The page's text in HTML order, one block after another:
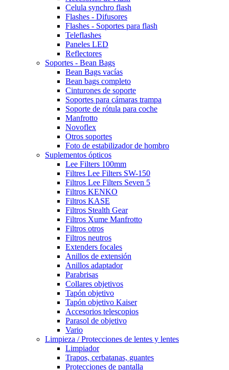
Celula synchro flash
Flashes - Difusores
Flashes - Soportes para flash
Teleflashes
Paneles LED
Reflectores
Soportes - Bean Bags
Bean Bags vacías
Bean bags completo
Cinturones de soporte
Soportes para cámaras trampa
Soporte de rótula para coche
Manfrotto
Novoflex
Otros soportes
Foto de estabilizador de hombro
Suplementos ópticos
Lee Filters 100mm
Filtres Lee Filters SW-150
Filtros Lee Filters Seven 5
Filtros KENKO
Filtros KASE
Filtros Stealth Gear
Filtros Xume Manfrotto
Filtros otros
Filtros neutros
Extenders focales
Anillos de extensión
Anillos adaptador
Parabrisas
Collares objetivos
Tapón objetivo
Tapón objetivo Kaiser
Accesorios telescopios
Parasol de objetivo
Vario
Limpieza / Protecciones de lentes y lentes
Limpiador
Trapos, cerbatanas, guantes
Protecciones de pantalla